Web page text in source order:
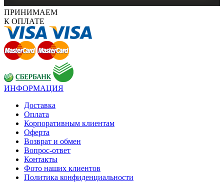
ПРИНИМАЕМ
К ОПЛАТЕ
ИНФОРМАЦИЯ
Доставка
Оплата
Корпоративным клиентам
Оферта
Возврат и обмен
Вопрос-ответ
Контакты
Фото наших клиентов
Политика конфиденциальности